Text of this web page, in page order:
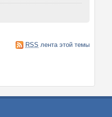
RSS лента этой темы